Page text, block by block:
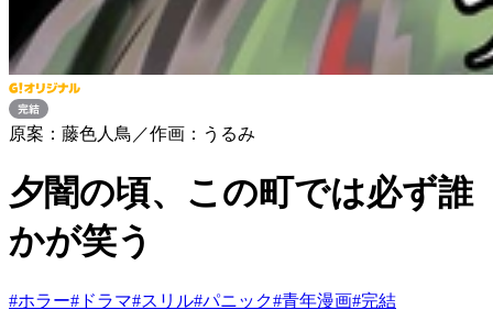
原案：藤色人鳥／作画：うるみ
夕闇の頃、この町では必ず誰
かが笑う
#ホラー# ドラマ#スリル#パニック#青年漫画#完結